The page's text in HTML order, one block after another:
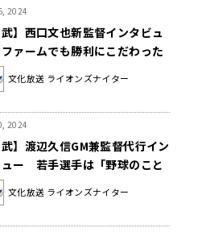
2024
武】西口文也新監督インタビュ
ァームでも勝利にこだわった
「野球をやっている以上、勝
と面白くない」
文化放送 ライオンズナイター
2024
武】渡辺久信GM兼監督代行イン
ー 若手選手は「野球のこと
考えてほしい」
文化放送 ライオンズナイター